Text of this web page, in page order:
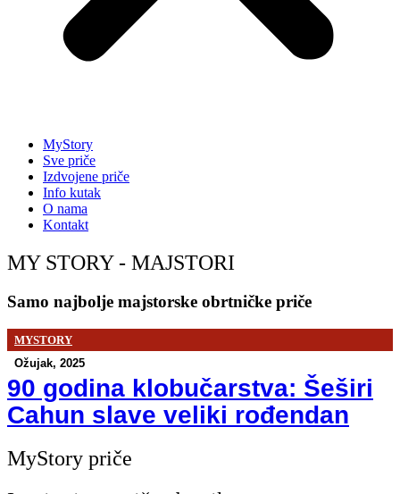
MyStory
Sve priče
Izdvojene priče
Info kutak
O nama
Kontakt
MY STORY - MAJSTORI
Samo najbolje majstorske obrtničke priče
MYSTORY
Ožujak, 2025
90 godina klobučarstva: Šeširi
Cahun slave veliki rođendan
MyStory priče